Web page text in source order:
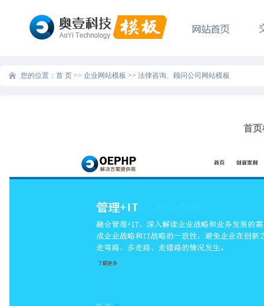
您的位置： 首 页 >> 企业网站模板 >> 法律咨询、顾问公司网站模板
首